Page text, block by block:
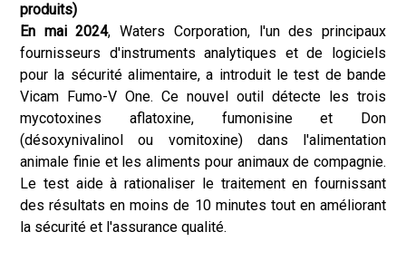
produits)
En mai 2024, Waters Corporation, l'un des principaux
fournisseurs d'instruments analytiques et de logiciels
pour la sécurité alimentaire, a introduit le test de bande
Vicam Fumo-V One. Ce nouvel outil détecte les trois
mycotoxines aflatoxine, fumonisine et Don
(désoxynivalinol ou vomitoxine) dans l'alimentation
animale finie et les aliments pour animaux de compagnie.
Le test aide à rationaliser le traitement en fournissant
des résultats en moins de 10 minutes tout en améliorant
la sécurité et l'assurance qualité.